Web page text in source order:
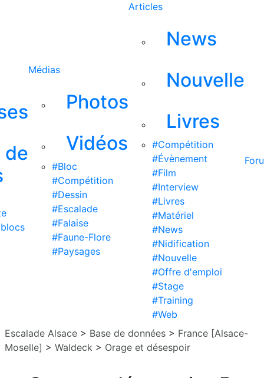
de
Médias
Photos
Vidéos
#Bloc
#Compétition
#Dessin
#Escalade
#Falaise
#Faune-Flore
#Paysages
Articles
News
Nouvelle
Livres
#Compétition
#Évènement
#Film
#Interview
#Livres
#Matériel
#News
#Nidification
#Nouvelle
#Offre d'emploi
#Stage
#Training
#Web
Escalade Alsace > Base de données > France [Alsace-
Moselle] > Waldeck > Orage et désespoir